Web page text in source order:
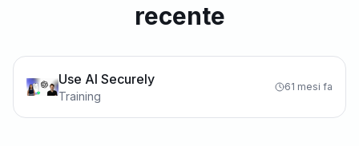
recente
Use AI Securely
Training
61 mesi fa